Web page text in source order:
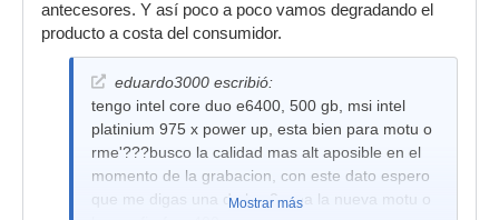
antecesores. Y así poco a poco vamos degradando el
producto a costa del consumidor.
eduardo3000 escribió:
tengo intel core duo e6400, 500 gb, msi intel
platinium 975 x power up, esta bien para motu o
rme'???busco la calidad mas alt aposible en el
momento de la grabacion, con este dato espero
que me digas una de las 2, sea la nueva motu o
Mostrar más